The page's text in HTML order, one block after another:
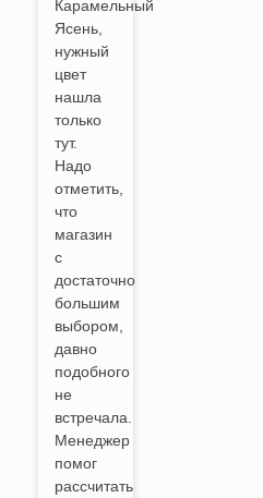
Карамельный
Ясень,
нужный
цвет
нашла
только
тут.
Надо
отметить,
что
магазин
с
достаточно
большим
выбором,
давно
подобного
не
встречала.
Менеджер
помог
рассчитать